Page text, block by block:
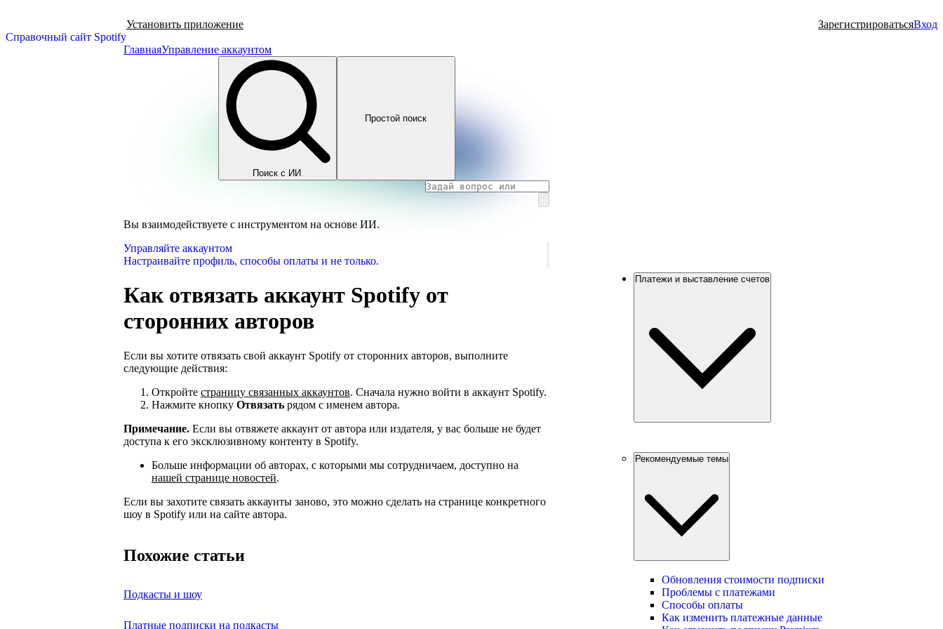
Справочный сайт Spotify
Установить приложение ЗарегистрироватьсяВход
ГлавнаяУправление аккаунтом
Поиск с ИИ
Простой поиск
Вы взаимодействуете с инструментом на основе ИИ.
Управляйте аккаунтом
Настраивайте профиль, способы оплаты и не только.
Как отвязать аккаунт Spotify от
сторонних авторов
Если вы хотите отвязать свой аккаунт Spotify от сторонних авторов, выполните
следующие действия:
Откройте страницу связанных аккаунтов. Сначала нужно войти в аккаунт Spotify.
Нажмите кнопку Отвязать рядом с именем автора.
Примечание. Если вы отвяжете аккаунт от автора или издателя, у вас больше не будет
доступа к его эксклюзивному контенту в Spotify.
Больше информации об авторах, с которыми мы сотрудничаем, доступно на
нашей странице новостей.
Если вы захотите связать аккаунты заново, это можно сделать на странице конкретного
шоу в Spotify или на сайте автора.
Похожие статьи
Подкасты и шоу
Платные подписки на подкасты
Платежи и выставление счетов
Рекомендуемые темы
Обновления стоимости подписки
Проблемы с платежами
Способы оплаты
Как изменить платежные данные